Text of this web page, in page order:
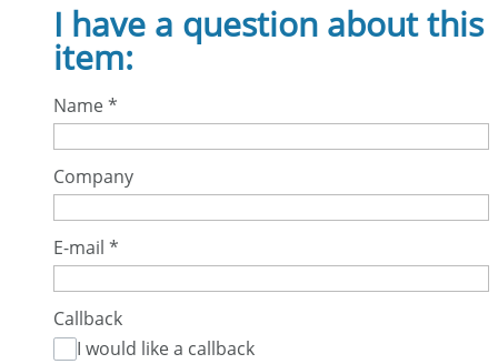
I have a question about this
item:
Name*
Company
E-mail *
Callback
I would like a callback